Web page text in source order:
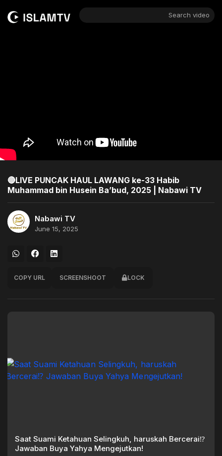
Search video
🔴LIVE PUNCAK HAUL LAWANG ke-33 Habib
Muhammad bin Husein Ba’bud, 2025 | Nabawi TV
Nabawi TV
June 15, 2025
COPY URL SCREENSHOOT LOCK
Saat Suami Ketahuan Selingkuh, haruskah Bercerai⁉️
Jawaban Buya Yahya Mengejutkan!